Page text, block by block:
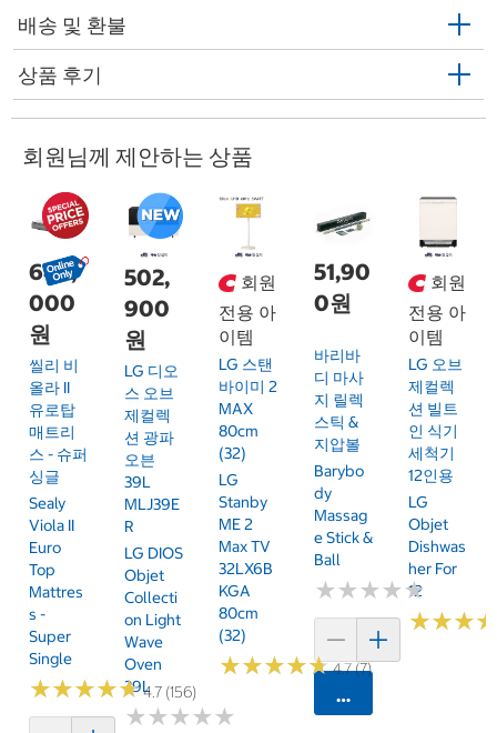
배송 및 환불
상품 후기
회원님께 제안하는 상품
649,
000
원
씰리 비
올라 II
유로탑
매트리
스 - 슈퍼
싱글
Sealy
Viola II
Euro
Top
Mattres
S -
Super
Single
★★★★★
★★★★★4.7 (156)
502,
900
원
LG 디오
스 오브
제컬렉
션 광파
오븐
39L
MLJ39E
R
LG DIOS
Objet
Collecti
On Light
Wave
Oven
39L
★★★★★
★★★★★
회원
전용 아
이템
LG 스탠
바이미 2
MAX
80cm
(32)
LG
Stanby
ME 2
Max TV
32LX6B
KGA
80cm
(32)
★★★★★
★★★★★4.7 (7)
51,90
0원
바리바
디 마사
지 릴렉
스틱 &
지압볼
Barybo
Dy
Massag
E Stick &
Ball
★★★★★
★★★★★
카트에 담기
회원
전용 아
이템
LG 오브
제컬렉
션 빌트
인 식기
세척기
12인용
LG
Objet
Dishwas
Her For
12
★★★
★★★